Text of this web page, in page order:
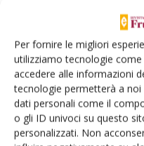
Per fornire le migliori
utilizziamo tecnologie
accedere alle informazioni
tecnologie permetterà a
dati personali come il
o gli ID univoci su questo
personalizzati. Non
apposito elenco, per
propone di " Inserire
della SAU: siepi, stagni,
nettarifere e pollinifere
La proposta di eco-
aumentare il pascolo a